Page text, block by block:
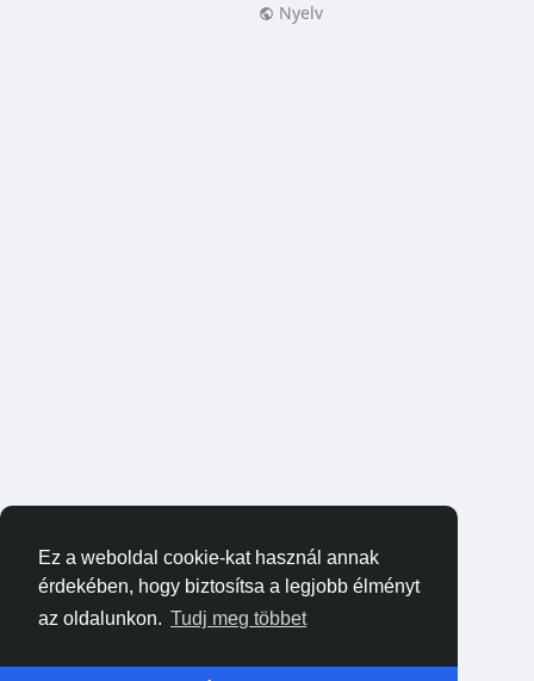
Ez a weboldal cookie-kat használ annak
érdekében, hogy biztosítsa a legjobb élményt
az oldalunkon. Tudj meg többet
Nyelv